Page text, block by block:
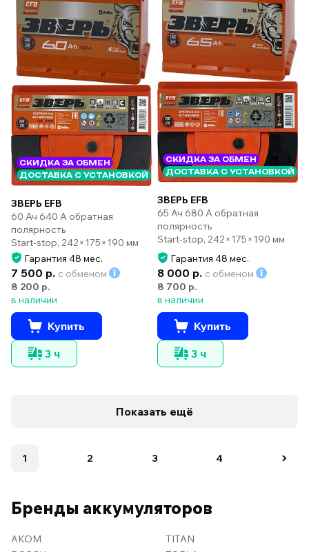
СКИДКА ЗА ОБМЕН
ДОСТАВКА С УСТАНОВКОЙ
ЗВЕРЬ EFB
60 Ач 640 А обратная
полярность
Start-stop, 242×175×190 мм
Гарантия 48 мес.
7 500 р. с обменом
8 200 р.
в наличии
Купить
3 ч
СКИДКА ЗА ОБМЕН
ДОСТАВКА С УСТАНОВКОЙ
ЗВЕРЬ EFB
65 Ач 680 А обратная
полярность
Start-stop, 242×175×190 мм
Гарантия 48 мес.
8 000 р. с обменом
8 700 р.
в наличии
Купить
3 ч
Показать ещё
1 2 3 4
Бренды аккумуляторов
AKOM
TITAN